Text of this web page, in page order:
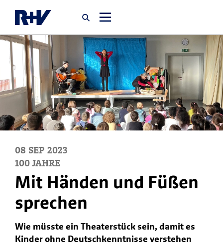
Startseite
Newsroom
Über uns
Karriere
Jobsuche
08 SEP 2023
100 JAHRE
Mit Händen und Füßen
sprechen
Wie müsste ein Theaterstück sein, damit es
Kinder ohne Deutschkenntnisse verstehen